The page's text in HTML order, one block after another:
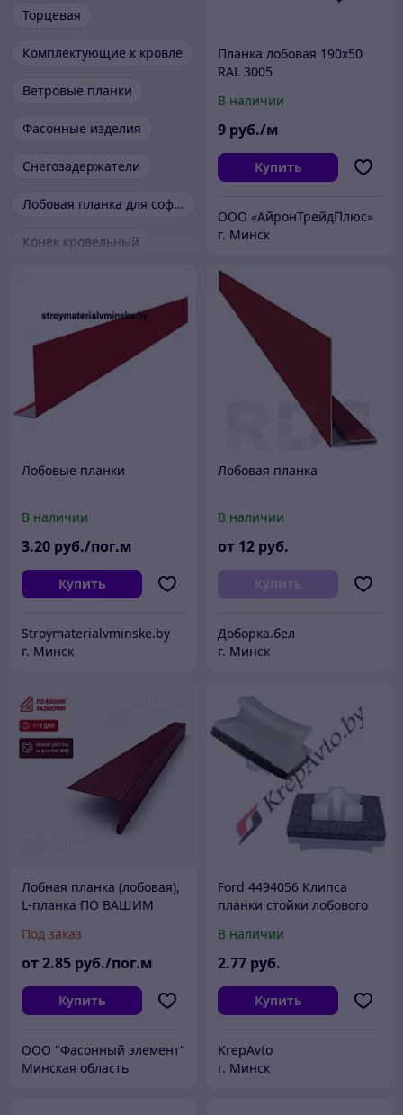
Торцевая
Комплектующие к кровле
Ветровые планки
Фасонные изделия
Снегозадержатели
Лобовая планка для софита
Конек кровельный
Планка лобовая 190х50
RAL 3005
В наличии
9 руб./м
Купить
ООО «АйронТрейдПлюс»
г. Минск
Лобовые планки
В наличии
3.20 руб./пог.м
Купить
Stroymaterialvminske.by
г. Минск
Лобовая планка
В наличии
от 12 руб.
Купить
Доборка.бел
г. Минск
Лобная планка (лобовая),
L-планка ПО ВАШИМ
Под заказ
от2.85 руб./пог.м
Купить
ООО "Фасонный элемент"
Минская область
Ford 4494056 Клипса
планки стойки лобового
В наличии
2.77 руб.
Купить
KrepAvto
г. Минск